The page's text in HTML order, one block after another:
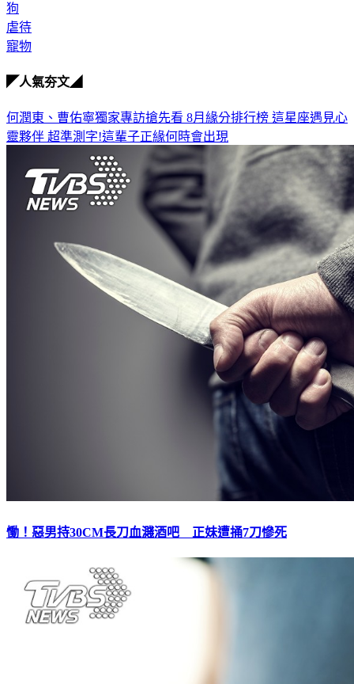
狗
虐待
寵物
◤人氣夯文◢
何潤東、曹佑寧獨家專訪搶先看 8月緣分排行榜 這星座遇見心
靈夥伴 超準測字!這輩子正緣何時會出現
慟！惡男持30CM長刀血濺酒吧 正妹遭捅7刀慘死